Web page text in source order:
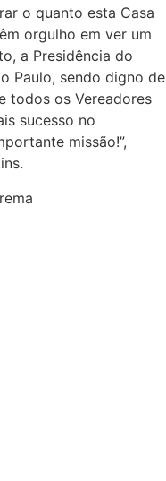
o quanto esta Casa
orgulho em ver um
a Presidência do
Paulo, sendo digno de
todos os Vereadores
sucesso no
missão!”,